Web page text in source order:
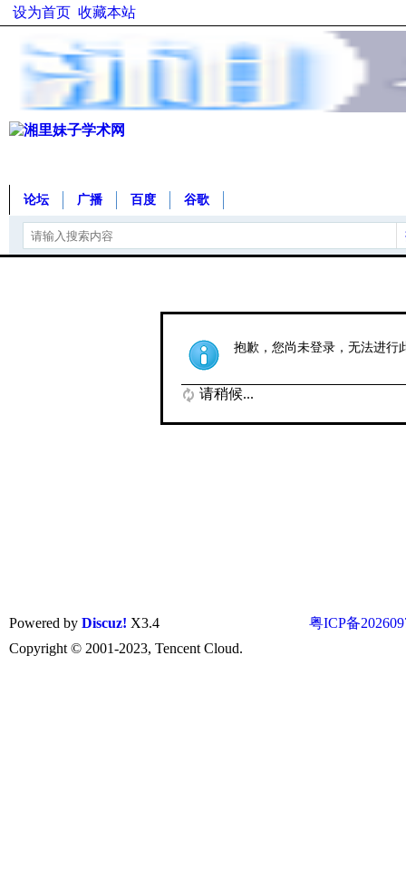
设为首页 收藏本站
论坛 广播 百度 谷歌
抱歉，您尚未登录，无法进行
请稍候...
粤ICP备
Powered by Discuz! X3.4
Copyright © 2001-2023, Tencent Cloud.